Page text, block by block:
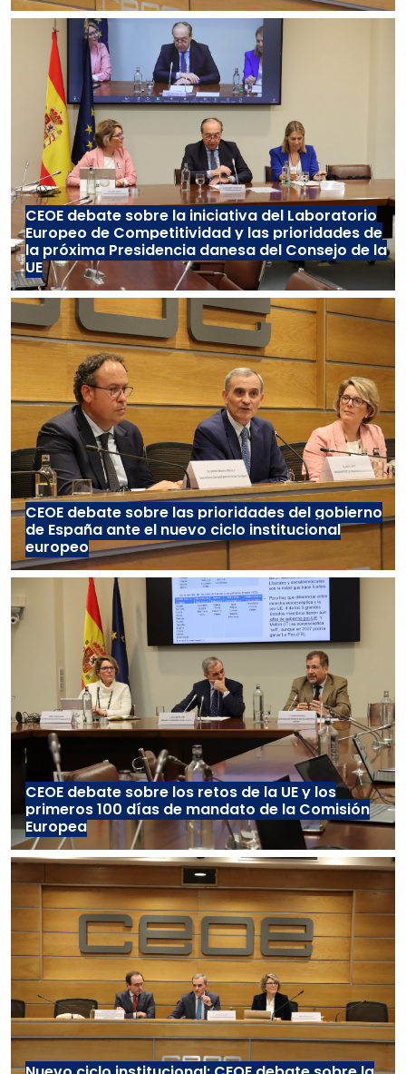
CEOE debate sobre la iniciativa del Laboratorio
Europeo de Competitividad y las prioridades de
la próxima Presidencia danesa del Consejo de la
UE
CEOE debate sobre las prioridades del gobierno
de España ante el nuevo ciclo institucional
europeo
CEOE debate sobre los retos de la UE y los
primeros 100 días de mandato de la Comisión
Europea